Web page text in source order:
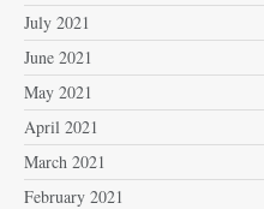
July 2021
June 2021
May 2021
April 2021
March 2021
February 2021